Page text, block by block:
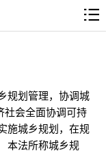
划管理，协调城
社会全面协调可持
城乡规划，在规
法所称城乡规